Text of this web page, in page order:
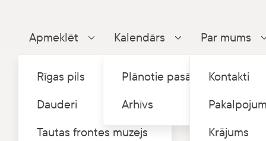
Apmeklēt Parādīt apakšizvēlni
Rīgas pils
Dauderi
Tautas frontes muzejs
Kalendārs Parādīt apakšizvēlni
Plānotie pasākumi
Arhīvs
Par mums
Kontakti
Krājums